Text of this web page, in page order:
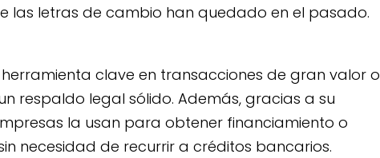
las letras de cambio han quedado en el pasado.
clave en transacciones de gran valor o
respaldo legal sólido. Además, gracias a su
la usan para obtener financiamiento o
necesidad de recurrir a créditos bancarios.